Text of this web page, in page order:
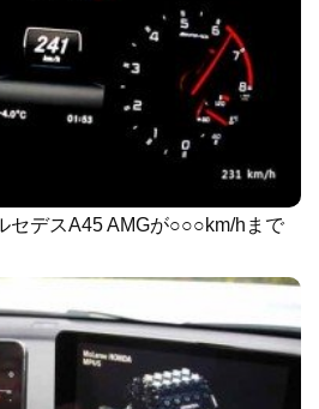
セデスA45 AMGが○○○km/hまで